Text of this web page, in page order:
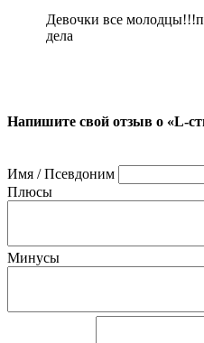
Девочки все
дела
Напишите свой отзыв о «L-
Имя / Псевдоним
Плюсы
Минусы